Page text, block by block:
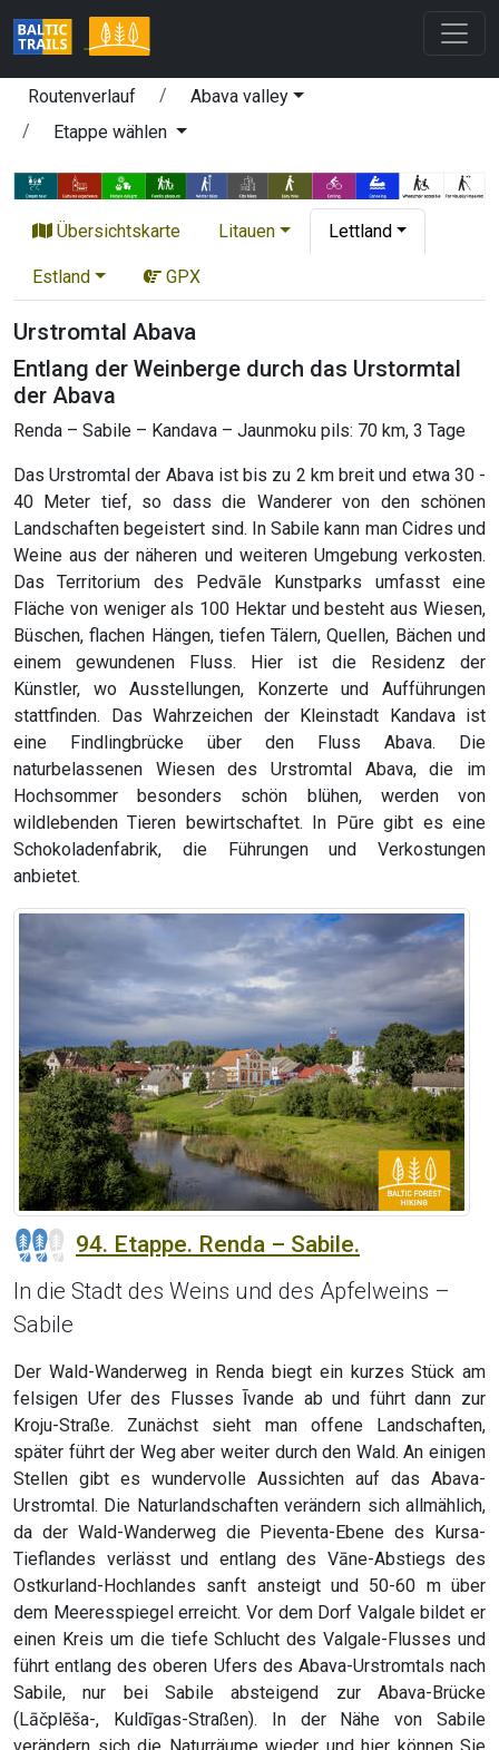
Routenverlauf
Abava valley
Etappe wählen
Übersichtskarte Litauen Lettland
Estland GPX
Urstromtal Abava
Entlang der Weinberge durch das Urstormtal
der Abava
Renda – Sabile – Kandava – Jaunmoku pils: 70 km, 3 Tage
Das Urstromtal der Abava ist bis zu 2 km breit und etwa 30 -
40 Meter tief, so dass die Wanderer von den schönen
Landschaften begeistert sind. In Sabile kann man Cidres und
Weine aus der näheren und weiteren Umgebung verkosten.
Das Territorium des Pedvāle Kunstparks umfasst eine
Fläche von weniger als 100 Hektar und besteht aus Wiesen,
Büschen, flachen Hängen, tiefen Tälern, Quellen, Bächen und
einem gewundenen Fluss. Hier ist die Residenz der
Künstler, wo Ausstellungen, Konzerte und Aufführungen
stattfinden. Das Wahrzeichen der Kleinstadt Kandava ist
eine Findlingbrücke über den Fluss Abava. Die
naturbelassenen Wiesen des Urstromtal Abava, die im
Hochsommer besonders schön blühen, werden von
wildlebenden Tieren bewirtschaftet. In Pūre gibt es eine
Schokoladenfabrik, die Führungen und Verkostungen
anbietet.
94. Etappe. Renda – Sabile.
In die Stadt des Weins und des Apfelweins –
Sabile
Der Wald-Wanderweg in Renda biegt ein kurzes Stück am
felsigen Ufer des Flusses Īvande ab und führt dann zur
Kroju-Straße. Zunächst sieht man offene Landschaften,
später führt der Weg aber weiter durch den Wald. An einigen
Stellen gibt es wundervolle Aussichten auf das Abava-
Urstromtal. Die Naturlandschaften verändern sich allmählich,
da der Wald-Wanderweg die Pieventa-Ebene des Kursa-
Tieflandes verlässt und entlang des Vāne-Abstiegs des
Ostkurland-Hochlandes sanft ansteigt und 50-60 m über
dem Meeresspiegel erreicht. Vor dem Dorf Valgale bildet er
einen Kreis um die tiefe Schlucht des Valgale-Flusses und
führt entlang des oberen Ufers des Abava-Urstromtals nach
Sabile, nur bei Sabile absteigend zur Abava-Brücke
(Lāčplēša-, Kuldīgas-Straßen). In der Nähe von Sabile